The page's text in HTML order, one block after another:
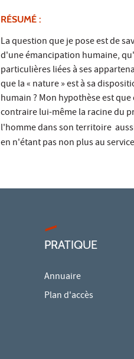
RÉSUMÉ :
La question que je pose est de
d'une émancipation humaine,
particulières liées à ses
que la « nature » est à sa
humain ? Mon hypothèse est
contraire lui-même la racine du
l'homme dans son territoire 
en n'étant pas non plus au
PRATIQUE
Annuaire
Plan d'accès